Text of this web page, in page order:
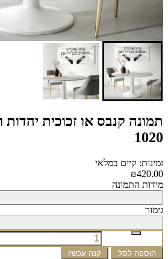
תמונה קנבס או זכוכית יהדות
1020
זמינות: קיים במלאי
₪420.00
מידות התמונה
גימור
הוספה לסל קנה עכשיו